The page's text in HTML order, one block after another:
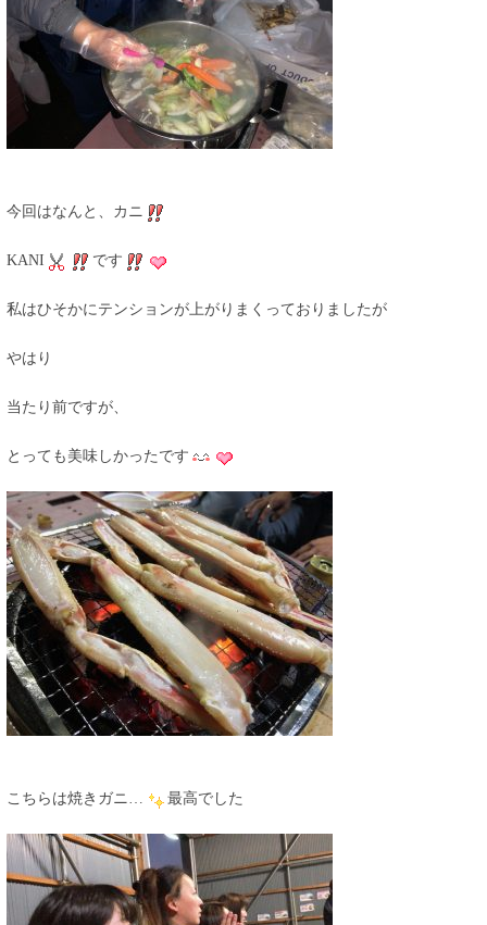
今回はなんと、カニ
KANI です
私はひそかにテンションが上がりまくっておりましたが
やはり
当たり前ですが、
とっても美味しかったです
こちらは焼きガニ… 最高でした